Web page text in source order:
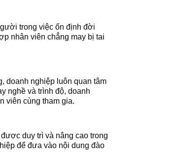
trong việc ổn định đời
nhân viên chẳng may bị tai
doanh nghiệp luôn quan tâm
nghề và trình độ, doanh
viên cùng tham gia.
duy trì và nâng cao trong
để đưa vào nội dung đào